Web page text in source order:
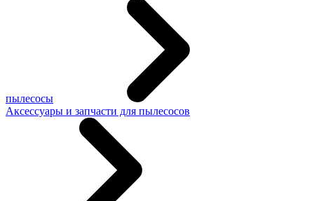
пылесосы
Аксессуары и запчасти для пылесосов